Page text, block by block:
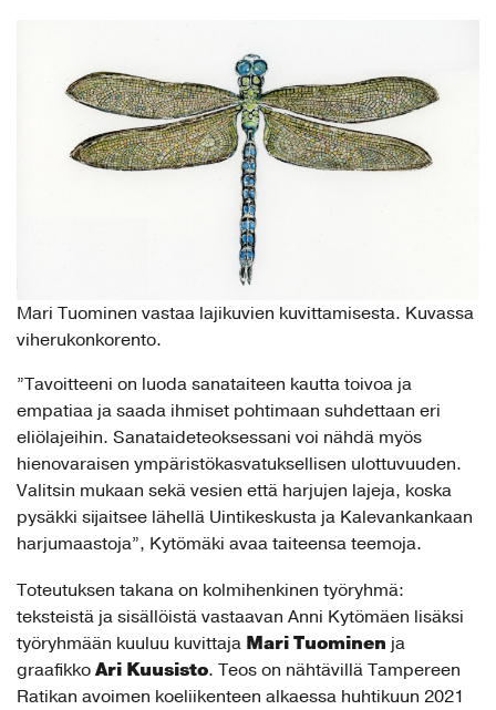
Mari Tuominen vastaa lajikuvien kuvittamisesta. Kuvassa
viherukonkorento.
”Tavoitteeni on luoda sanataiteen kautta toivoa ja
empatiaa ja saada ihmiset pohtimaan suhdettaan eri
eliölajeihin. Sanataideteoksessani voi nähdä myös
hienovaraisen ympäristökasvatuksellisen ulottuvuuden.
Valitsin mukaan sekä vesien että harjujen lajeja, koska
pysäkki sijaitsee lähellä Uintikeskusta ja Kalevankankaan
harjumaastoja”, Kytömäki avaa taiteensa teemoja.
Toteutuksen takana on kolmihenkinen työryhmä:
teksteistä ja sisällöistä vastaavan Anni Kytömäen lisäksi
työryhmään kuuluu kuvittaja Mari Tuominen ja
graafikko Ari Kuusisto. Teos on nähtävillä Tampereen
Ratikan avoimen koeliikenteen alkaessa huhtikuun 2021